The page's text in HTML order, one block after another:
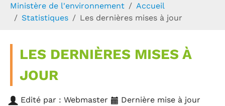
Ministère de l'environnement
Accueil
Statistiques
Les dernières mises à jour
LES DERNIÈRES MISES À
JOUR
Edité par : Webmaster
Dernière mise à jour